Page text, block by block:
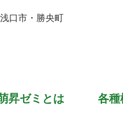
口市・勝央町
昇ゼミとは 各種